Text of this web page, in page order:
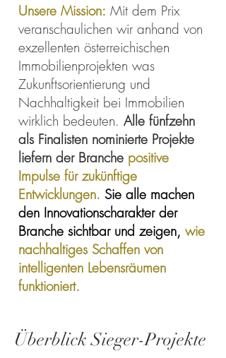
Unsere Mission: Mit dem Prix
veranschaulichen wir anhand von
exzellenten österreichischen
Immobilienprojekten was
Zukunftsorientierung und
Nachhaltigkeit bei Immobilien
wirklich bedeuten. Alle fünfzehn
als Finalisten nominierte Projekte
liefern der Branche positive
Impulse für zukünftige
Entwicklungen. Sie alle machen
den Innovationscharakter der
Branche sichtbar und zeigen, wie
nachhaltiges Schaffen von
intelligenten Lebensräumen
funktioniert.
Überblick Sieger-Projekte